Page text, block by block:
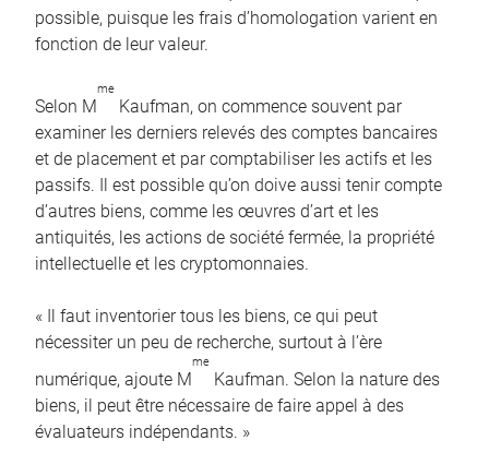
possible, puisque les frais d’homologation varient en
fonction de leur valeur.
Selon M
me
Kaufman, on commence souvent par
examiner les derniers relevés des comptes bancaires
et de placement et par comptabiliser les actifs et les
passifs. Il est possible qu’on doive aussi tenir compte
d’autres biens, comme les œuvres d’art et les
antiquités, les actions de société fermée, la propriété
intellectuelle et les cryptomonnaies.
« Il faut inventorier tous les biens, ce qui peut
nécessiter un peu de recherche, surtout à l’ère
numérique, ajoute M
me
Kaufman. Selon la nature des
biens, il peut être nécessaire de faire appel à des
évaluateurs indépendants. »